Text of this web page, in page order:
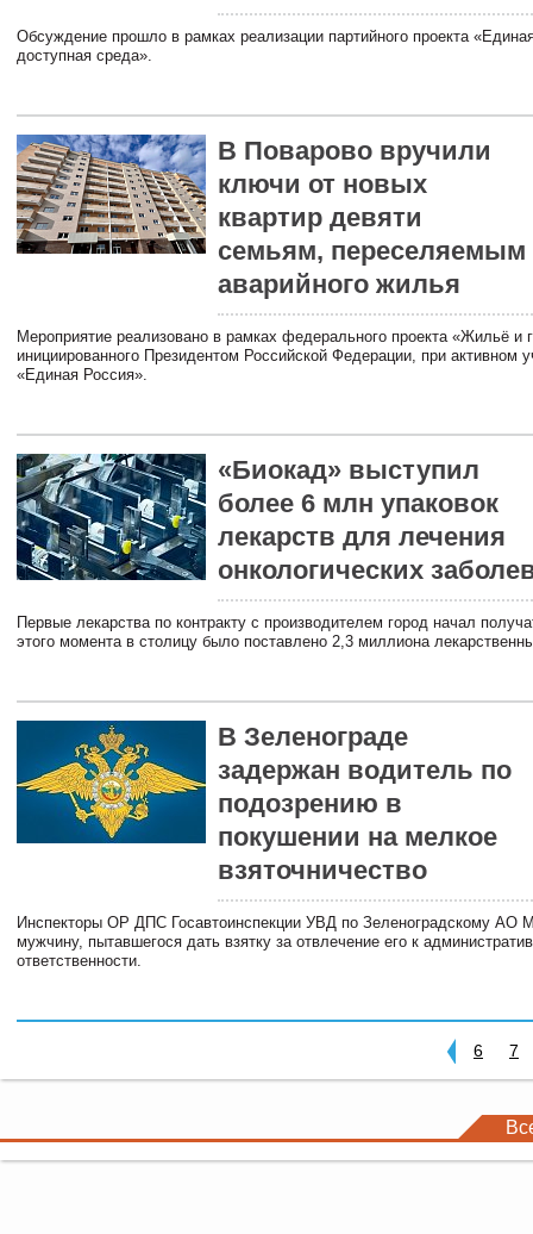
Обсуждение прошло в рамках реализации партийного проекта
доступная среда».
В Поварово вручили
ключи от новых
квартир девяти
семьям, переселяемым
аварийного жилья
Мероприятие реализовано в рамках федерального проекта «Жильё и
инициированного Президентом Российской Федерации, при активном
«Единая Россия».
«Биокад» выступил
более 6 млн упаковок
лекарств для лечения
онкологических
Первые лекарства по контракту с производителем город начал
этого момента в столицу было поставлено 2,3 миллиона
В Зеленограде
задержан водитель по
подозрению в
покушении на мелкое
взяточничество
Инспекторы ОР ДПС Госавтоинспекции УВД по Зеленоградскому АО
мужчину, пытавшегося дать взятку за отвлечение его к
ответственности.
6 7